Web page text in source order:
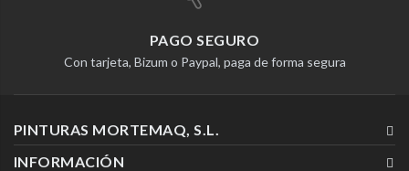
PAGO SEGURO
Con tarjeta, Bizum o Paypal, paga de forma segura
PINTURAS MORTEMAQ, S.L.
INFORMACIÓN